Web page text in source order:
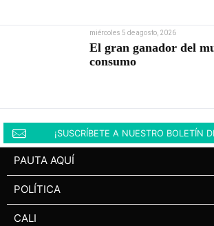
miércoles 5 de agosto, 2026
El gran ganador del
consumo
¡SUSCRÍBETE A NUESTRO BOLETÍN
PAUTA AQUÍ
POLÍTICA
CALI